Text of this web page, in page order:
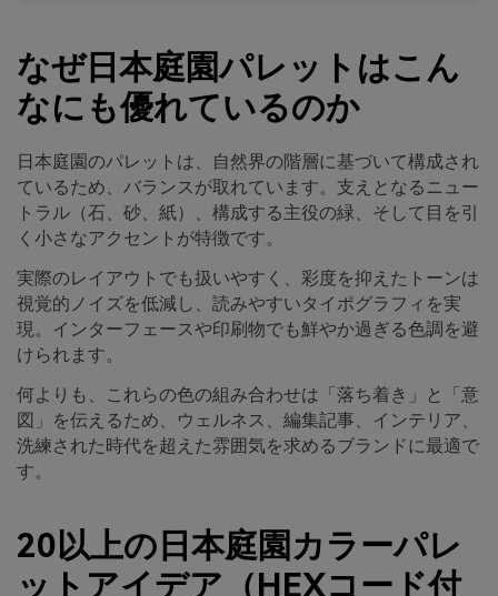
なぜ日本庭園パレットはこん
なにも優れているのか
日本庭園のパレットは、自然界の階層に基づいて構成され
ているため、バランスが取れています。支えとなるニュー
トラル（石、砂、紙）、構成する主役の緑、そして目を引
く小さなアクセントが特徴です。
実際のレイアウトでも扱いやすく、彩度を抑えたトーンは
視覚的ノイズを低減し、読みやすいタイポグラフィを実
現。インターフェースや印刷物でも鮮やか過ぎる色調を避
けられます。
何よりも、これらの色の組み合わせは「落ち着き」と「意
図」を伝えるため、ウェルネス、編集記事、インテリア、
洗練された時代を超えた雰囲気を求めるブランドに最適で
す。
20以上の日本庭園カラーパレ
ットアイデア（HEXコード付